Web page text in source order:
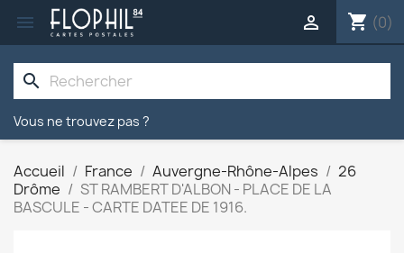
 shopping_cart (0)

search
Vous ne trouvez pas ?
Accueil France Auvergne-Rhône-Alpes
26
Drôme
ST RAMBERT D'ALBON - PLACE DE LA
BASCULE - CARTE DATEE DE 1916.